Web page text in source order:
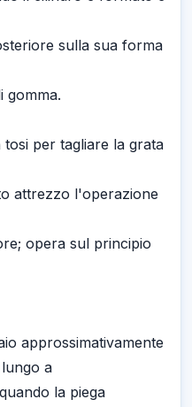
sulla sua forma
gomma.
per tagliare la grata
attrezzo l'operazione
opera sul principio
approssimativamente
a
la piega